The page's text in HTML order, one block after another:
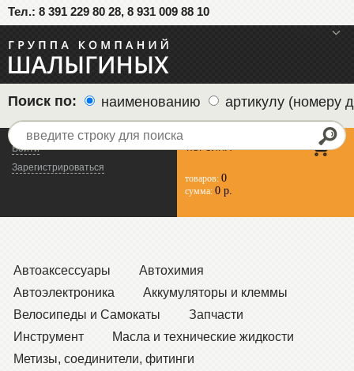
Тел.: 8 391 229 80 28, 8 931 009 88 10
Войти
Зарегистрироваться
КОРЗИНА
товаров: 0
сумма: 0 р.
Поиск по: наименованию артикулу (номеру
Автоаксессуары
Автохимия
Автоэлектроника
Аккумуляторы и клеммы
Велосипеды и Самокаты
Запчасти
Инструмент
Масла и технические жидкости
Метизы, соединители, фитинги